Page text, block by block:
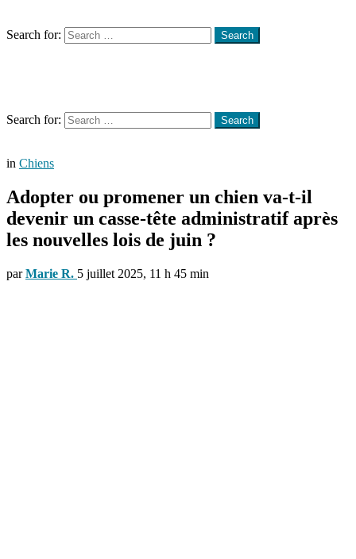
Search for:
Search
Search for:
Search
in Chiens
Adopter ou promener un chien va-t-il
devenir un casse-tête administratif après
les nouvelles lois de juin ?
par Marie R. 5 juillet 2025, 11 h 45 min